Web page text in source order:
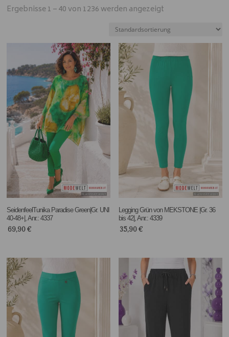
Ergebnisse 1 – 40 von 1236 werden angezeigt
SeidenfeelTunika Paradise Green|Gr. UNI
40-48+|, Anr.: 4337
69,90€
Legging Grün von MEKSTONE |Gr. 36
bis 42|, Anr.: 4339
35,90€